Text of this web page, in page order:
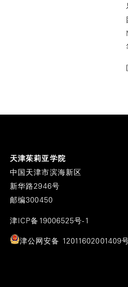
天津茱莉亚学院
中国天津市滨海新区
新华路2946号
邮编300450
津ICP备19006525号-1
津公网安备 12011602001409